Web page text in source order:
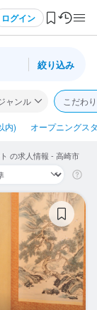
ログイン
絞り込み
ャンル こだわ
内) オープニングス
の求人情報 - 高崎市